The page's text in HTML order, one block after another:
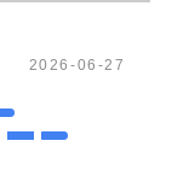
2026-06-27